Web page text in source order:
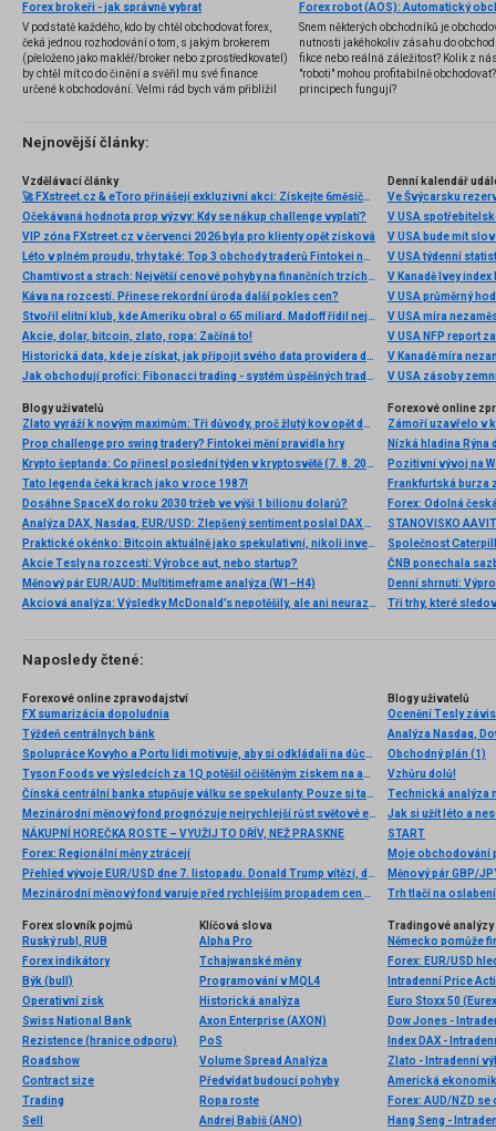
Forex brokeři - jak správně vybrat
V podstatě každého, kdo by chtěl obchodovat forex,
čeká jednou rozhodování o tom, s jakým brokerem
(přeloženo jako makléř/broker nebo zprostředkovatel)
by chtěl mít co do činění a svěřil mu své finance
určené k obchodování. Velmi rád bych vám přiblížil
několik příkladů nejznámějších z nich.
Snem některých obchodníků je
nutnosti jakéhokoliv zásahu do
fikce nebo reálná záležitost? Kolik z
"roboti" mohou profitabilně
principech fungují?
Nejnovější články:
Vzdělávací články
🚀 FXstreet.cz & eToro přinášejí exkluzivní akci: Získejte 6měsíční členství ve VIP zóně ZDARMA
Očekávaná hodnota prop výzvy: Kdy se nákup challenge vyplatí?
VIP zóna FXstreet.cz v červenci 2026 byla pro klienty opět zisková
Léto v plném proudu, trhy také: Top 3 obchody traderů Fintokei na indexech a zlatě
Chamtivost a strach: Největší cenové pohyby na finančních trzích (červenec 2026)
Káva na rozcestí. Přinese rekordní úroda další pokles cen?
Stvořil elitní klub, kde Ameriku obral o 65 miliard. Madoff řídil největší Ponzi dějin
Akcie, dolar, bitcoin, zlato, ropa: Začíná to!
Historická data, kde je získat, jak připojit svého data providera do MultiCharts a proč je budeme potřebovat? (4. díl)
Jak obchodují profíci: Fibonacci trading - systém úspěšných traderů
Denní kalendář
Ve Švýcarsku
V USA
V USA bude mít
V USA týdenní
V Kanadě Ivey index
V USA průměrný
V USA míra
V USA NFP report
V Kanadě míra
V USA zásoby
Blogy uživatelů
Zlato vyráží k novým maximům: Tři důvody, proč žlutý kov opět dominuje
Prop challenge pro swing tradery? Fintokei mění pravidla hry
Krypto šeptanda: Co přinesl poslední týden v kryptosvětě (7. 8. 2026)
Tato legenda čeká krach jako v roce 1987!
Dosáhne SpaceX do roku 2030 tržeb ve výši 1 bilionu dolarů?
Analýza DAX, Nasdaq, EUR/USD: Zlepšený sentiment poslal DAX na nová maxima
Praktické okénko: Bitcoin aktuálně jako spekulativní, nikoli investiční aktivum
Akcie Tesly na rozcestí: Výrobce aut, nebo startup?
Měnový pár EUR/AUD: Multitimeframe analýza (W1–H4)
Akciová analýza: Výsledky McDonald’s nepotěšily, ale ani neurazily. Jakou vizi společnost prezentovala?
Forexové online
Nízká hladina
Pozitivní vývoj na
Frankfurtská burza
Denní shrnutí:
Tři trhy, které
Naposledy čtené:
Forexové online zpravodajství
FX sumarizácia dopoludnia
Týždeň centrálnych bánk
Spolupráce Kovyho a Portu lidi motivuje, aby si odkládali na důchod. Počet registrací se ze dne na den zdvojnásobil
Tyson Foods ve výsledcích za 1Q potěšil očištěným ziskem na akcii
Čínská centrální banka stupňuje válku se spekulanty. Pouze si tak ale kupuje více času
Mezinárodní měnový fond prognózuje nejrychlejší růst světové ekonomiky za minimálně 40 let, ohledně české ekonomiky je optimističtější než naše ministerstvo financí i než Česká národní banka
NÁKUPNÍ HOREČKA ROSTE – VYUŽIJ TO DŘÍV, NEŽ PRASKNE
Forex: Regionální měny ztrácejí
Přehled vývoje EUR/USD dne 7. listopadu. Donald Trump vítězí, dolar posiluje
Mezinárodní měnový fond varuje před rychlejším propadem cen nemovitostí
Blogy uživatelů
Ocenění Tesly
Analýza Nasdaq,
Obchodný plán (1)
Vzhůru dolů!
Technická analýza
Jak si užít léto a
START
Moje obchodování
Měnový pár GBP/
Trh tlačí na
Forex slovník pojmů
Ruský rubl, RUB
Forex indikátory
Býk (bull)
Operativní zisk
Swiss National Bank
Rezistence (hranice odporu)
Roadshow
Contract size
Trading
Sell
Klíčová slova
Alpha Pro
Tchajwanské měny
Programování v MQL4
Historická analýza
Axon Enterprise (AXON)
PoS
Volume Spread Analýza
Předvídat budoucí pohyby
Ropa roste
Andrej Babiš (ANO)
Tradingové analýzy
Forex: EUR/USD
Intradenní Price
Euro Stoxx 50
Dow Jones -
Index DAX -
Zlato - Intradenní
Americká
Forex: AUD/NZD
Hang Seng -